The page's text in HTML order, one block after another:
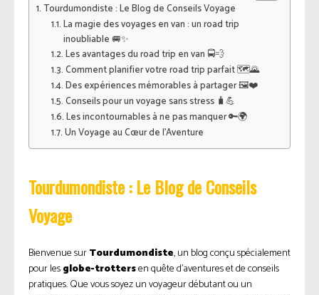
Tourdumondiste : Le Blog de Conseils Voyage
La magie des voyages en van : un road trip
inoubliable 🚐✨
Les avantages du road trip en van 🚍💨
Comment planifier votre road trip parfait 🗺️🌄
Des expériences mémorables à partager 🖼️❤️
Conseils pour un voyage sans stress 🧳💪
Les incontournables à ne pas manquer 🔑🌍
Un Voyage au Cœur de l’Aventure
Tourdumondiste : Le Blog de Conseils
Voyage
Bienvenue surTourdumondiste, un blog conçu spécialement
pour lesglobe-trottersen quête d’aventures et de conseils
pratiques. Que vous soyez un voyageur débutant ou un